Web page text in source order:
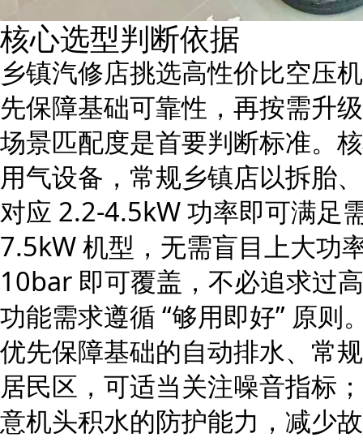
核心选型判断依据
乡镇汽修店挑选高性价比空压
先保障基础可靠性，再按需升
场景匹配度是首要判断标准。
用气设备，常规乡镇店以拆胎
对应 2.2-4.5kW 功率即可满足
7.5kW 机型，无需盲目上大功
10bar 即可覆盖，不必追求过
功能需求遵循 “够用即好” 原
优先保障基础的自动排水、常
居民区，可适当关注噪音指标
意机头积水的防护能力，减少